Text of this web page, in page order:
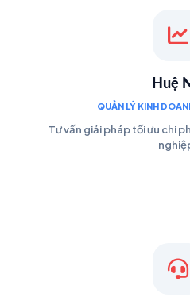
Huệ
QUẢN LÝ KINH
Tư vấn giải pháp tối ưu chi